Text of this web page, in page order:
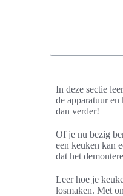
In deze sectie
de apparatuur
dan verder!
Of je nu bezig
een keuken kan
dat het
Leer hoe je
losmaken. Met